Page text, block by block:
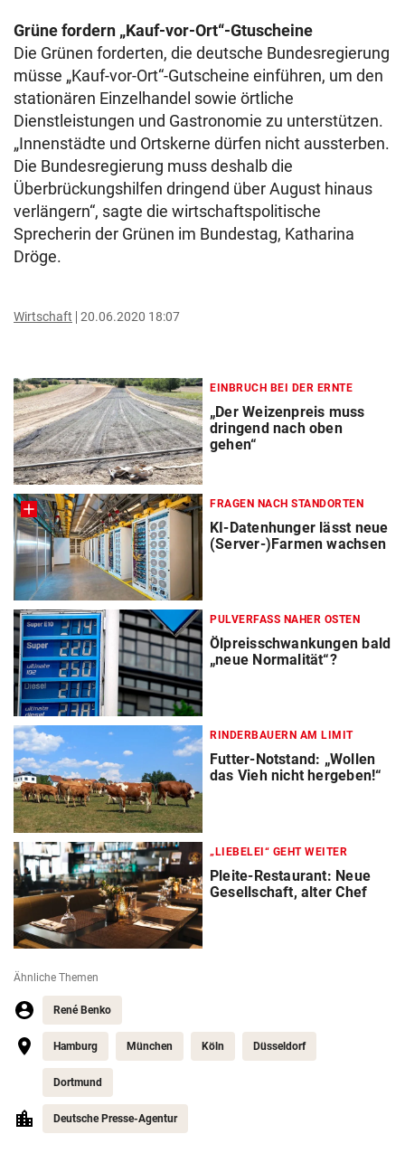
Grüne fordern „Kauf-vor-Ort“-Gtuscheine
Die Grünen forderten, die deutsche Bundesregierung
müsse „Kauf-vor-Ort“-Gutscheine einführen, um den
stationären Einzelhandel sowie örtliche
Dienstleistungen und Gastronomie zu unterstützen.
„Innenstädte und Ortskerne dürfen nicht aussterben.
Die Bundesregierung muss deshalb die
Überbrückungshilfen dringend über August hinaus
verlängern“, sagte die wirtschaftspolitische
Sprecherin der Grünen im Bundestag, Katharina
Dröge.
Wirtschaft 20.06.2020 18:07
EINBRUCH BEI DER ERNTE
„Der Weizenpreis muss
dringend nach oben
gehen“
FRAGEN NACH STANDORTEN
KI-Datenhunger lässt neue
(Server-)Farmen wachsen
PULVERFASS NAHER OSTEN
Ölpreisschwankungen bald
„neue Normalität“?
RINDERBAUERN AM LIMIT
Futter-Notstand: „Wollen
das Vieh nicht hergeben!“
„LIEBELEI“ GEHT WEITER
Pleite-Restaurant: Neue
Gesellschaft, alter Chef
Ähnliche Themen
René Benko
Hamburg München Köln Düsseldorf
Dortmund
Deutsche Presse-Agentur